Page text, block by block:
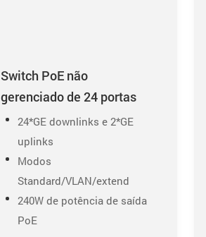
Switch PoE não
gerenciado de 24 portas
24*GE downlinks e 2*GE
uplinks
Modos
Standard/VLAN/extend
240W de potência de saída
PoE